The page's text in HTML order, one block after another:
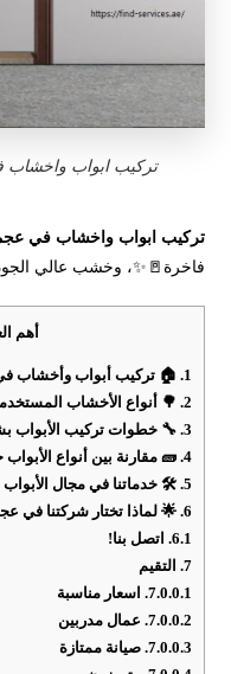
تركيب ابواب
تركيب ابواب واخشاب في
فاخرة🚪✨، وخشب عالي
أهم
1. 🏠 تركيب أبواب وأخشاب
2. 🌳 أنواع الأخشاب
3. 🔧 خطوات تركيب الأبواب
4. 🧱 مقارنة بين أنواع
5. 🛠️ خدماتنا في مجال الأبواب
6. 🌟 لماذا تختار شركتنا في
6.1.
اتصل بنا!
7.
التقيم
7.0.0.1.
اسعار مناسبة
7.0.0.2. عمال مدربين
7.0.0.3. صيانة ممتازة